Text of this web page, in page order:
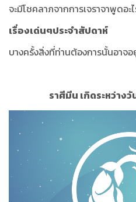
จะมีโชคลาภจากการเจราจาพูดอ
เรื่องเด่นๆประจำสัปดาห์
บางครั้งสิ่งที่ท่านต้องการนั้นอาจ
ราศีมีน เกิดระหว่างวั